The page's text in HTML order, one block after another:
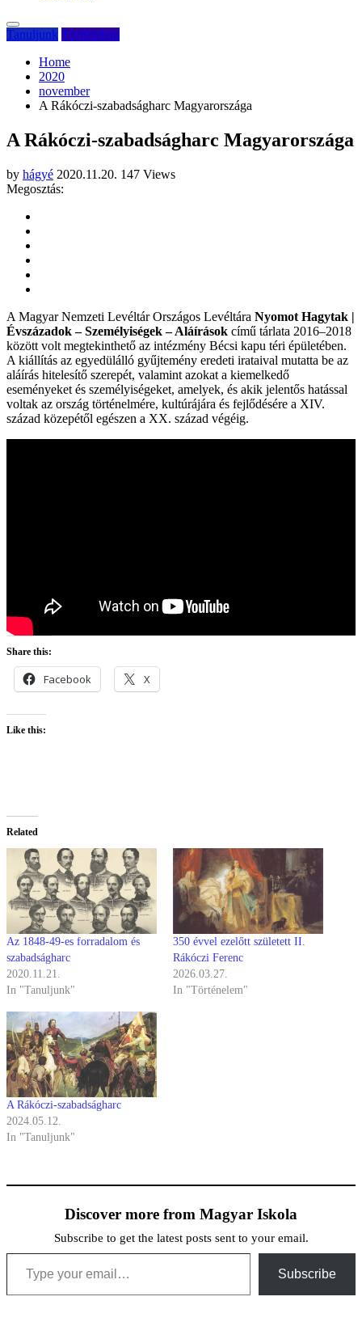
Tanuljunk Történelem
Home
2020
november
A Rákóczi-szabadságharc Magyarországa
A Rákóczi-szabadságharc Magyarországa
by hágyé 2020.11.20. 147 Views
Megosztás:
A Magyar Nemzeti Levéltár Országos Levéltára Nyomot Hagytak |
Évszázadok – Személyiségek – Aláírások című tárlata 2016–2018
között volt megtekinthető az intézmény Bécsi kapu téri épületében.
A kiállítás az egyedülálló gyűjtemény eredeti irataival mutatta be az
aláírás hitelesítő szerepét, valamint azokat a kiemelkedő
eseményeket és személyiségeket, amelyek, és akik jelentős hatással
voltak az ország történelmére, kultúrájára és fejlődésére a XIV.
század közepétől egészen a XX. század végéig.
Share this:
Facebook X
Like this:
Related
Az 1848-49-es forradalom és
szabadságharc
2020.11.21.
In "Tanuljunk"
350 évvel ezelőtt született II.
Rákóczi Ferenc
2026.03.27.
In "Történelem"
A Rákóczi-szabadságharc
2024.05.12.
In "Tanuljunk"
Discover more from Magyar Iskola
Subscribe to get the latest posts sent to your email.
Type your email…
Subscribe